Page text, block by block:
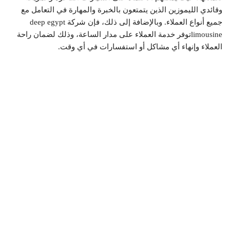
وقائدي الليموزين الذين يتمتعون بالخبرة والمهارة في التعامل مع
جميع أنواع العملاء. وبالإضافة إلى ذلك، فإن شركة deep egypt
limousineتوفر خدمة العملاء على مدار الساعة، وذلك لضمان راحة
العملاء وإنهاء أي مشاكل أو استفسارات في أي وقت.